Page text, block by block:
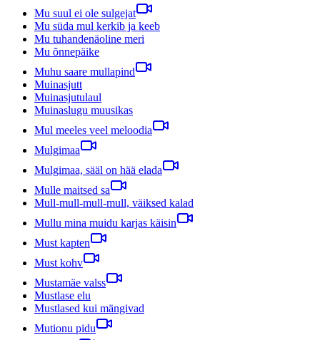
Mu suul ei ole sulgejat
Mu süda mul kerkib ja keeb
Mu tuhandenäoline meri
Mu õnnepäike
Muhu saare mullapind
Muinasjutt
Muinasjutulaul
Muinaslugu muusikas
Mul meeles veel meloodia
Mulgimaa
Mulgimaa, sääl on hää elada
Mulle maitsed sa
Mull-mull-mull-mull, väiksed kalad
Mullu mina muidu karjas käisin
Must kapten
Must kohv
Mustamäe valss
Mustlase elu
Mustlased kui mängivad
Mutionu pidu